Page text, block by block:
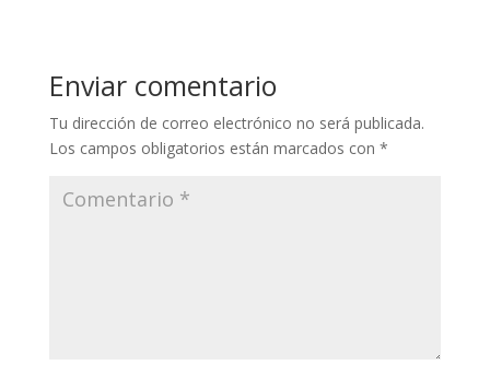
Enviar comentario
Tu dirección de correo electrónico no será publicada.
Los campos obligatorios están marcados con *